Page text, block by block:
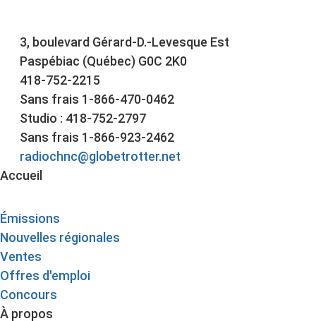
3, boulevard Gérard-D.-Levesque Est
Paspébiac (Québec) G0C 2K0
418-752-2215
Sans frais 1-866-470-0462
Studio : 418-752-2797
Sans frais 1-866-923-2462
radiochnc@globetrotter.net
Accueil
Émissions
Nouvelles régionales
Ventes
Offres d'emploi
Concours
À propos